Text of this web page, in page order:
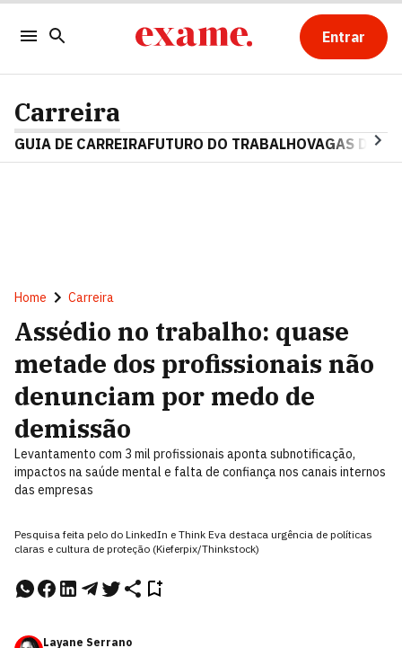
Entrar
Carreira
GUIA DE CARREIRAFUTURO DO TRABALHOVAGAS DE
Home Carreira
Assédio no trabalho: quase
metade dos profissionais não
denunciam por medo de
demissão
Levantamento com 3 mil profissionais aponta subnotificação,
impactos na saúde mental e falta de confiança nos canais internos
das empresas
Pesquisa feita pelo do LinkedIn e Think Eva destaca urgência de políticas
claras e cultura de proteção (Kieferpix/Thinkstock)
Layane Serrano